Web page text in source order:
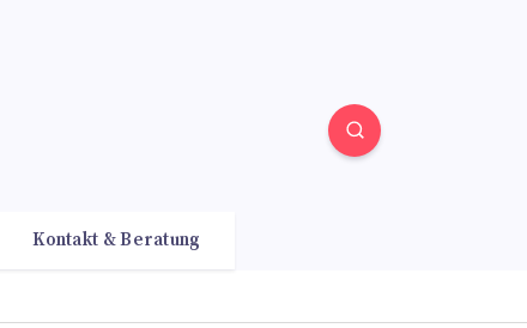
Kontakt & Beratung